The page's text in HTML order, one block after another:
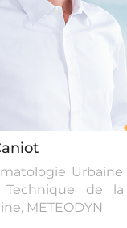
Technique de
METEODYN